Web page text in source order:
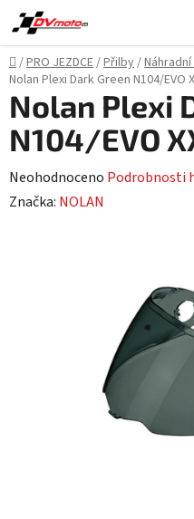
Přejít
na
obsah
Domů
/PRO JEZDCE/Přilby/
Nolan Plexi Dark Green N104/EVO
Nolan Plexi
N104/EVO
Průměrné
hodnocení
Neohodnoceno Podrobnosti
Značka: NOLAN